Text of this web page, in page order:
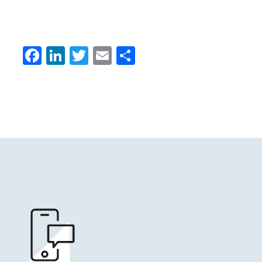
Facebook
LinkedIn
Twitter
Email